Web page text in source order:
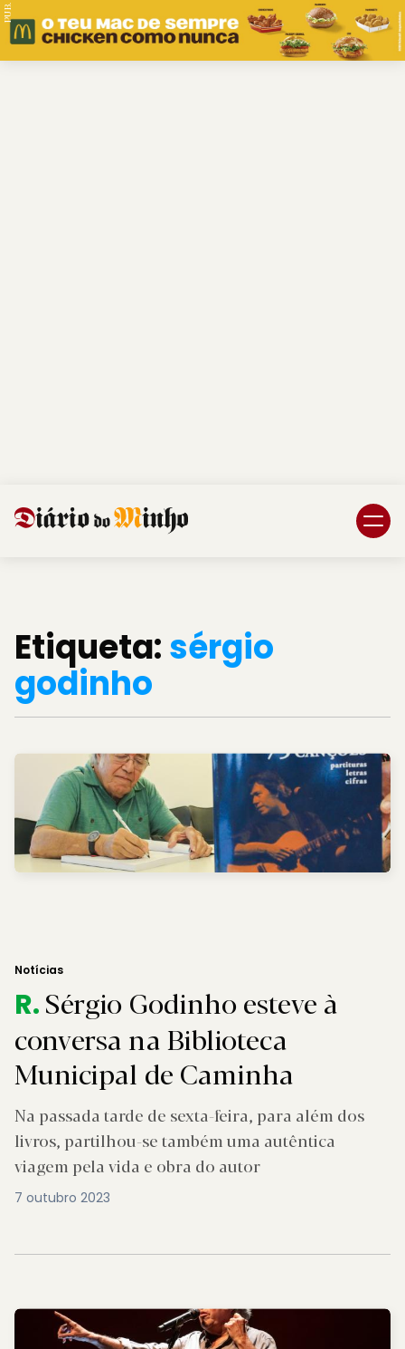
PUB.
Etiqueta:sérgio
godinho
Notícias
R.Sérgio Godinho esteve à
conversa na Biblioteca
Municipal de Caminha
Na passada tarde de sexta-feira, para além dos
livros, partilhou-se também uma autêntica
viagem pela vida e obra do autor
7 outubro 2023